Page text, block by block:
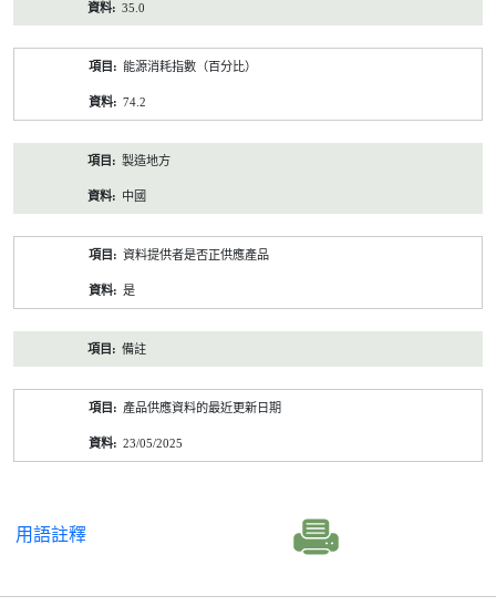
35.0
能源消耗指數（百分比）
74.2
製造地方
中國
資料提供者是否正供應產品
是
備註
產品供應資料的最近更新日期
23/05/2025
用語註釋